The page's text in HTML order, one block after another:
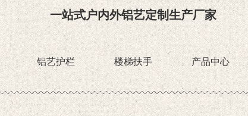
一站式户内外铝艺定制生产厂家
铝艺护栏 楼梯扶手 产品中心